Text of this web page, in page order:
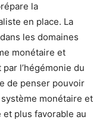
la
en place. La
les domaines
monétaire et
l’hégémonie du
de penser pouvoir
monétaire et
plus favorable au